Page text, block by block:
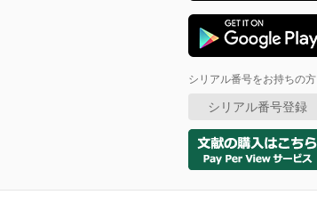
シリアル番号をお持ちの方
シリアル番号登録